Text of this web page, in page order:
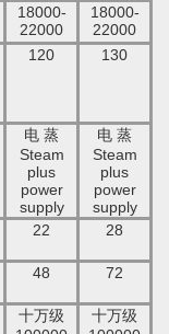
18000-
22000
18000-
22000
120 130
电 蒸
Steam
plus
power
supply
电 蒸
Steam
plus
power
supply
22 28
48 72
十万级
十万级